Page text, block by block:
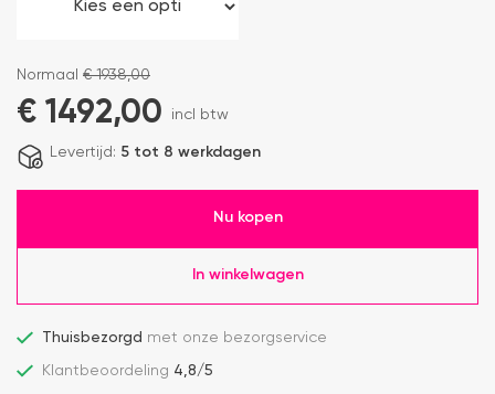
Normaal €1938,00
€ 1492,00 incl btw
Levertijd: 5 tot 8 werkdagen
Nu kopen
In winkelwagen
Thuisbezorgd met onze bezorgservice
Klantbeoordeling 4,8/5